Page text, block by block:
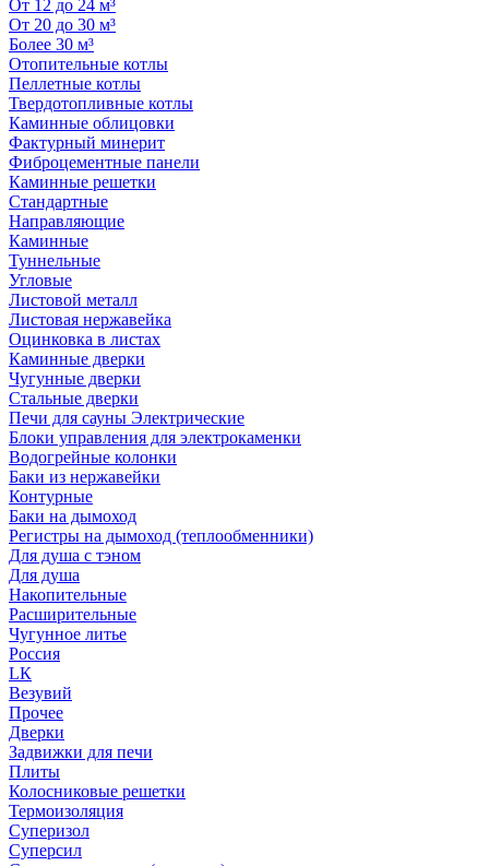
От 12 до 24 м³
От 20 до 30 м³
Более 30 м³
Отопительные котлы
Пеллетные котлы
Твердотопливные котлы
Каминные облицовки
Фактурный минерит
Фиброцементные панели
Каминные решетки
Стандартные
Направляющие
Каминные
Туннельные
Угловые
Листовой металл
Листовая нержавейка
Оцинковка в листах
Каминные дверки
Чугунные дверки
Стальные дверки
Печи для сауны Электрические
Блоки управления для электрокаменки
Водогрейные колонки
Баки из нержавейки
Контурные
Баки на дымоход
Регистры на дымоход (теплообменники)
Для душа с тэном
Для душа
Накопительные
Расширительные
Чугунное литье
Россия
LК
Везувий
Прочее
Дверки
Задвижки для печи
Плиты
Колосниковые решетки
Термоизоляция
Суперизол
Суперсил